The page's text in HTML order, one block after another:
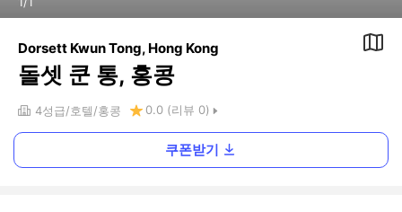
Dorsett Kwun Tong, Hong Kong
돌셋 쿤 통, 홍콩
4성급 호텔 홍콩 0.0 (리뷰 0)
쿠폰받기